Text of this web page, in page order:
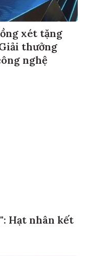
xét tặng
thưởng
nghệ
Hạt nhân kết